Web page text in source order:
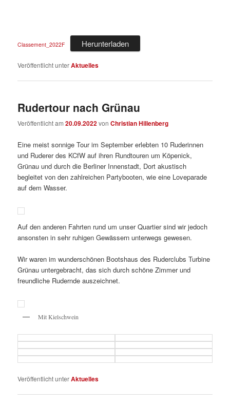
Classement_2022F Herunterladen
Veröffentlicht unterAktuelles
Rudertour nach Grünau
Veröffentlicht am20.09.2022vonChristian Hillenberg
Eine meist sonnige Tour im September erlebten 10 Ruderinnen
und Ruderer des KCfW auf ihren Rundtouren um Köpenick,
Grünau und durch die Berliner Innenstadt, Dort akustisch
begleitet von den zahlreichen Partybooten, wie eine Loveparade
auf dem Wasser.
Auf den anderen Fahrten rund um unser Quartier sind wir jedoch
ansonsten in sehr ruhigen Gewässern unterwegs gewesen.
Wir waren im wunderschönen Bootshaus des Ruderclubs Turbine
Grünau untergebracht, das sich durch schöne Zimmer und
freundliche Rudernde auszeichnet.
Mit Kielschwein
Veröffentlicht unterAktuelles